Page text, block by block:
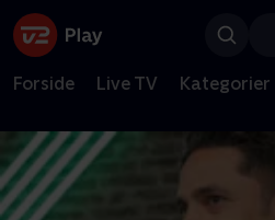
Forside Live TV Kategorier